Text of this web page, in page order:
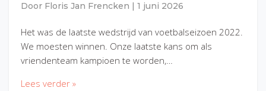
Door Floris Jan Frencken 1 juni 2026
Het was de laatste wedstrijd van voetbalseizoen 2022.
We moesten winnen. Onze laatste kans om als
vriendenteam kampioen te worden,…
Lees verder »